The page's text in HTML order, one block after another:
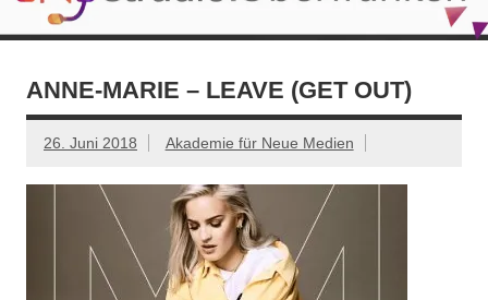
ANNE-MARIE – LEAVE (GET OUT)
26. Juni 2018 Akademie für Neue Medien